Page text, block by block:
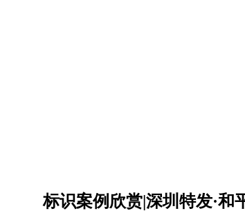
标识案例欣赏|深圳特发·和